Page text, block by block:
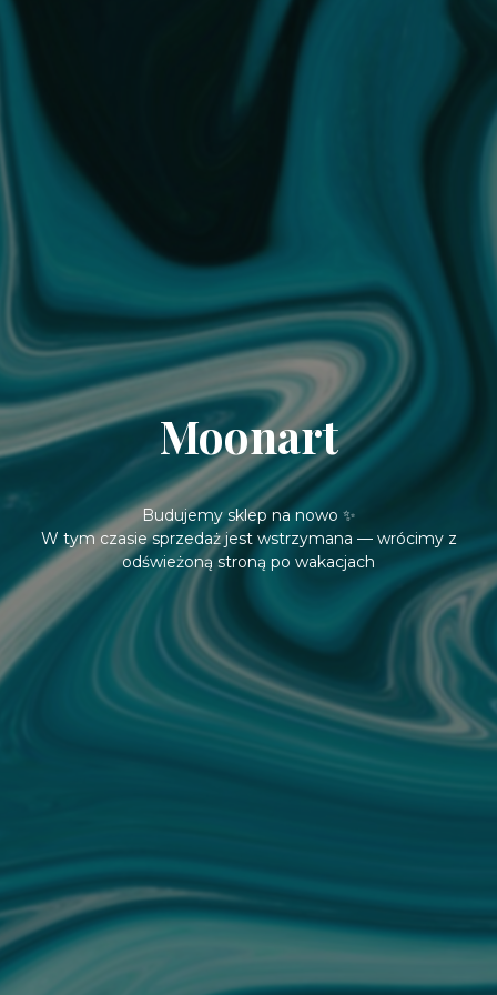
Moonart
Budujemy sklep na nowo ✨
W tym czasie sprzedaż jest wstrzymana — wrócimy z
odświeżoną stroną po wakacjach